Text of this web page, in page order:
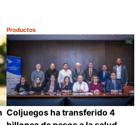
Compartir
Categoría:
Productos
Coljuegos ha transferido 4